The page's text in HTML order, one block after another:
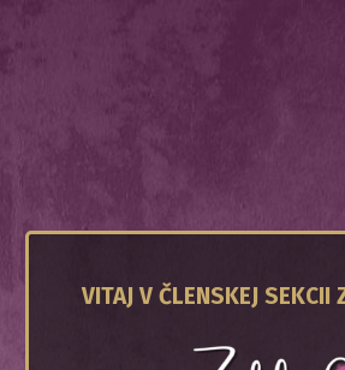
VITAJ V ČLENSKEJ SEKCII